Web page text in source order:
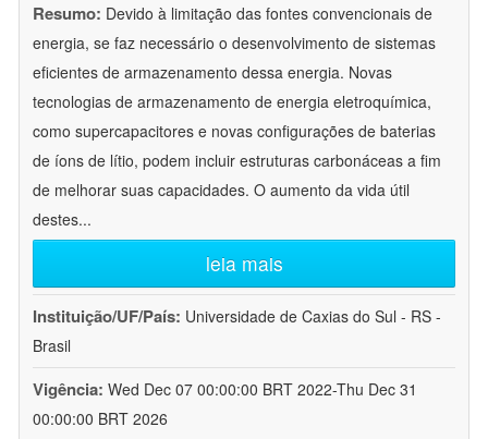
Resumo: Devido à limitação das fontes convencionais de
energia, se faz necessário o desenvolvimento de sistemas
eficientes de armazenamento dessa energia. Novas
tecnologias de armazenamento de energia eletroquímica,
como supercapacitores e novas configurações de baterias
de íons de lítio, podem incluir estruturas carbonáceas a fim
de melhorar suas capacidades. O aumento da vida útil
destes...
leia mais
Instituição/UF/País: Universidade de Caxias do Sul - RS -
Brasil
Vigência: Wed Dec 07 00:00:00 BRT 2022-Thu Dec 31
00:00:00 BRT 2026